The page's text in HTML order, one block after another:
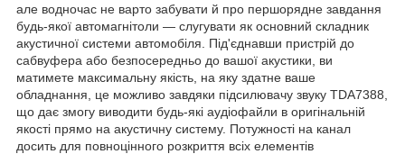
але водночас не варто забувати й про першорядне завдання
будь-якої автомагнітоли — слугувати як основний складник
акустичної системи автомобіля. Під'єднавши пристрій до
сабвуфера або безпосередньо до вашої акустики, ви
матимете максимальну якість, на яку здатне ваше
обладнання, це можливо завдяки підсилювачу звуку TDA7388,
що дає змогу виводити будь-які аудіофайли в оригінальній
якості прямо на акустичну систему. Потужності на канал
досить для повноцінного розкриття всіх елементів